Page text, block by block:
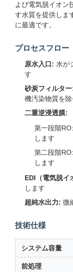
よび電気脱イオン
す水質を提供しま
に最適です。
プロセスフロー
原水入口: 水が
す
砂炭フィルタ
機汚染物質を
二重逆浸透膜:
第一段階
します
第二段階
します
EDI（電気脱イ
します
超純水出力: 微
技術仕様
システム容量
前処理